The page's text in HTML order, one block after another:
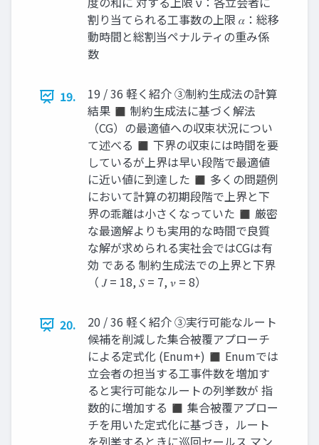
割り当てられる工事数の上限 𝛼：総移
動時間と総割当ペナルティの重み係
数
19.
19 / 36 軽く紹介 ③制約生成法の計算
結果 ◼ 制約生成法に基づく解法
（CG）の最適値への収束状況につい
て述べる ◼ 下界の収束には時間を要
しているが上界は早い段階で最適値
に近い値に到達した ◼ 多くの問題例
において計算の初期段階で上界と下
界の乖離は小さくなっていた ◼ 厳密
な最適解よりも実用的な時間で良質
な解が求められる実社会ではCGは有
効 である 制約生成法での上界と下界
（ 𝐽 = 18, 𝑆 = 7, 𝜈 = 8）
20.
20 / 36 軽く紹介 ③実行可能なルート
候補を削減した集合被覆アプローチ
による定式化 (Enum+) ◼ Enumでは
立会者の担当する工事件数を増加す
ると実行可能なルートの列挙数が 指
数的に増加する ◼ 集合被覆アプロー
チを用いた定式化に基づき，ルート